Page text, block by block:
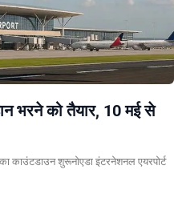
भरने को तैयार, 10 मई से
काउंटडाउन शुरूनोएडा इंटरनेशनल एयरपोर्ट